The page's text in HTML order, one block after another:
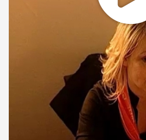
Ez a választás mérföldkő a Civil
büszkék vagyunk rá, hogy
mondta Seres Mária keddi
míg a többi pártnál hatalmas
kampányra, addig a Civil
pénztelenség, de ez a
"Ha az 5 %-ot elérjük, sokan
az 5 %-ot, sokan fogják sajnálni,
nem segítettek."